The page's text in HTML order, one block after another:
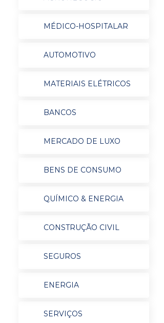
MÉDICO-HOSPITALAR
AUTOMOTIVO
MATERIAIS ELÉTRICOS
BANCOS
MERCADO DE LUXO
BENS DE CONSUMO
QUÍMICO & ENERGIA
CONSTRUÇÃO CIVIL
SEGUROS
ENERGIA
SERVIÇOS